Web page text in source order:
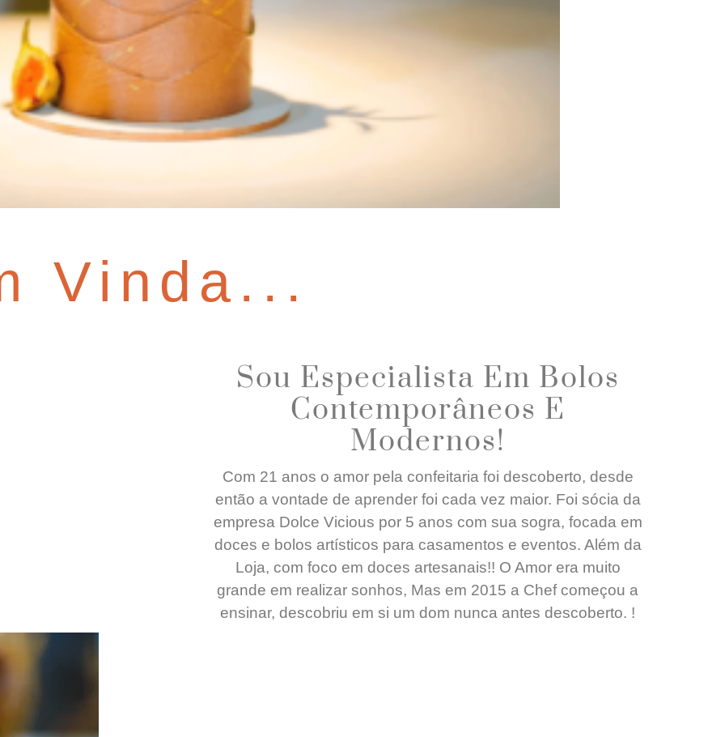
Vinda...
Sou Especialista Em Bolos
Contemporâneos E
Modernos!
Com 21 anos o amor pela confeitaria foi descoberto, desde
então a vontade de aprender foi cada vez maior. Foi sócia da
empresa Dolce Vicious por 5 anos com sua sogra, focada em
doces e bolos artísticos para casamentos e eventos. Além da
Loja, com foco em doces artesanais!! O Amor era muito
grande em realizar sonhos, Mas em 2015 a Chef começou a
ensinar, descobriu em si um dom nunca antes descoberto. !